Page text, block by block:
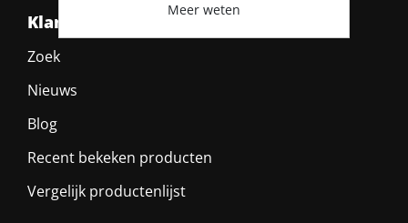
Klantenservice
Zoek
Nieuws
Blog
Recent bekeken producten
Vergelijk productenlijst
Meer weten